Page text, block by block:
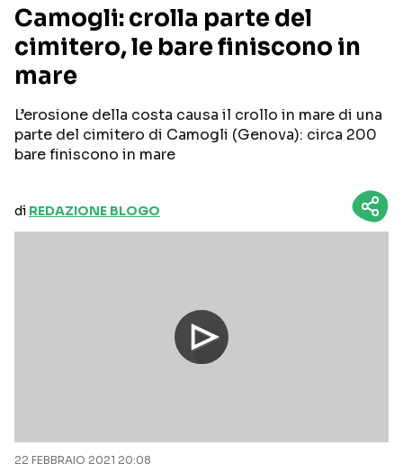
Seguici sui social
Camogli: crolla parte del
cimitero, le bare finiscono in
mare
L’erosione della costa causa il crollo in mare di una
parte del cimitero di Camogli (Genova): circa 200
bare finiscono in mare
di REDAZIONE BLOGO
22 FEBBRAIO 2021 20:08